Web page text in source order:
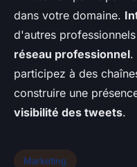
dans votre domaine.
d'autres
réseau professionnel.
participez à des
construire une
visibilité des tweets.
Marketing